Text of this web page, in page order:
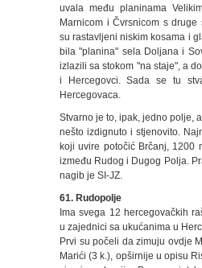
uvala među planinama
Marnicom i Čvrsnicom s druge
su rastavljeni niskim kosama i
bila "planina" sela Doljana i
izlazili sa stokom "na staje", a
i Hercegovci. Sada se tu
Hercegovaca.
Stvarno je to, ipak, jedno polje,
nešto izdignuto i stjenovito.
koji uvire potočić Brčanj, 1200
između Rudog i Dugog Polja.
nagib je SI-JZ.
61. Rudopolje
Ima svega 12 hercegovačkih
u zajednici sa ukućanima u
Prvi su počeli da zimuju ovdje
Marići (3 k.), opširnije u opisu